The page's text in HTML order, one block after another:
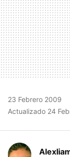
23 Febrero 2009
Actualizado 24